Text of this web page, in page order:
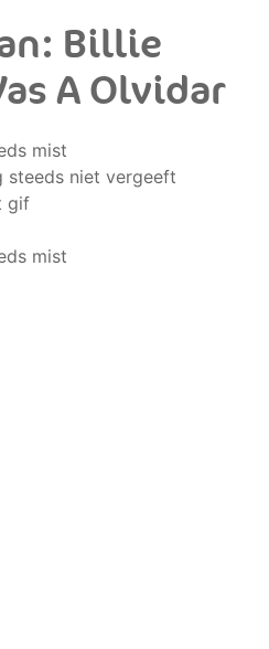
Billie
A Olvidar
mist
steeds niet vergeeft
gif
mist